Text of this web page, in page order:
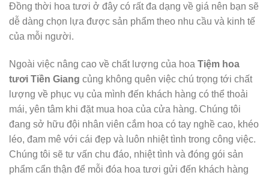
Đồng thời hoa tươi ở đây có rất đa dạng về giá nên bạn sẽ
dễ dàng chọn lựa được sản phẩm theo nhu cầu và kinh tế
của mỗi người.
Ngoài việc nâng cao về chất lượng của hoa Tiệm hoa
tươi Tiền Giang củng không quên việc chú trọng tới chất
lượng về phục vụ của mình đến khách hàng có thể thoải
mái, yên tâm khi đặt mua hoa của cửa hàng. Chúng tôi
đang sở hữu đội nhân viên cắm hoa có tay nghề cao, khéo
léo, đam mê với cái đẹp và luôn nhiệt tình trong công việc.
Chúng tôi sẽ tư vấn chu đáo, nhiệt tình và đóng gói sản
phẩm cẩn thận để mỗi đóa hoa tươi gửi đến khách hàng